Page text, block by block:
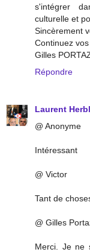
s'intégrer
culturelle et
Sincèrement
Continuez
Gilles
Répondre
Laurent
@ Anonyme
Intéressant
@ Victor
Tant de
@ Gilles
Merci. Je ne